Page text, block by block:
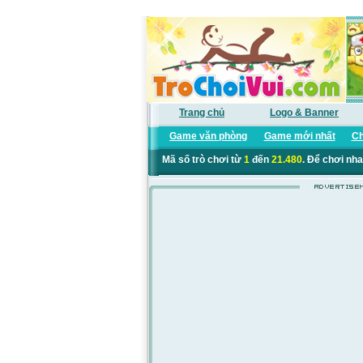
Trang chủ Logo & Banner
Game văn phòng Game mới nhất
Mã số trò chơi từ 1đến 21.480. Để chơi